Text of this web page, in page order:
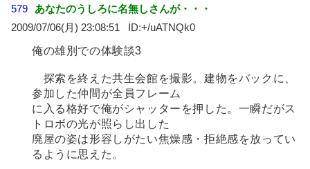
579
あなたのうしろに名無しさんが・・・
2009/07/06(月) 23:08:51
+/uATNQk0
俺の雄別での体験談3
探索を終えた共生会館を撮影。建物をバックに、
参加した仲間が全員フレーム
に入る格好で俺がシャッターを押した。一瞬だがス
トロボの光が照らし出した
廃屋の姿は形容しがたい焦燥感・拒絶感を放ってい
るように思えた。